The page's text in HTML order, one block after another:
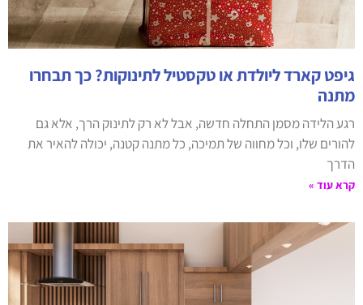
גיפט קארד ליולדת או טקסטיל לתינוקות? כך תבחרו
מתנה
רגע הלידה מסמן התחלה חדשה, אבל לא רק לתינוק הרך, אלא גם
להורים שלו, וכל מחווה של תמיכה, כל מתנה קטנה, יכולה להאיר את
הדרך
קרא עוד »